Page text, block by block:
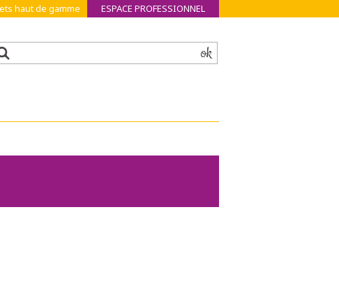
ESPACE PROFESSIONNEL
haut de gamme
ok